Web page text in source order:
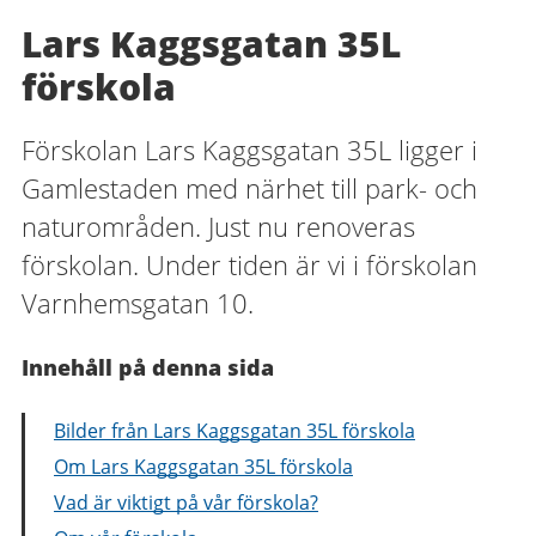
Lars Kaggsgatan 35L
förskola
Förskolan Lars Kaggsgatan 35L ligger i
Gamlestaden med närhet till park- och
naturområden. Just nu renoveras
förskolan. Under tiden är vi i förskolan
Varnhemsgatan 10.
Innehåll på denna sida
Bilder från Lars Kaggsgatan 35L förskola
Om Lars Kaggsgatan 35L förskola
Vad är viktigt på vår förskola?